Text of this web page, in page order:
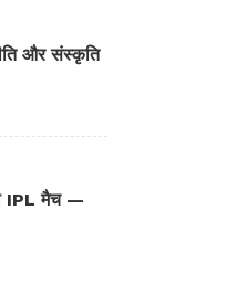
और संस्कृति
IPL मैच —